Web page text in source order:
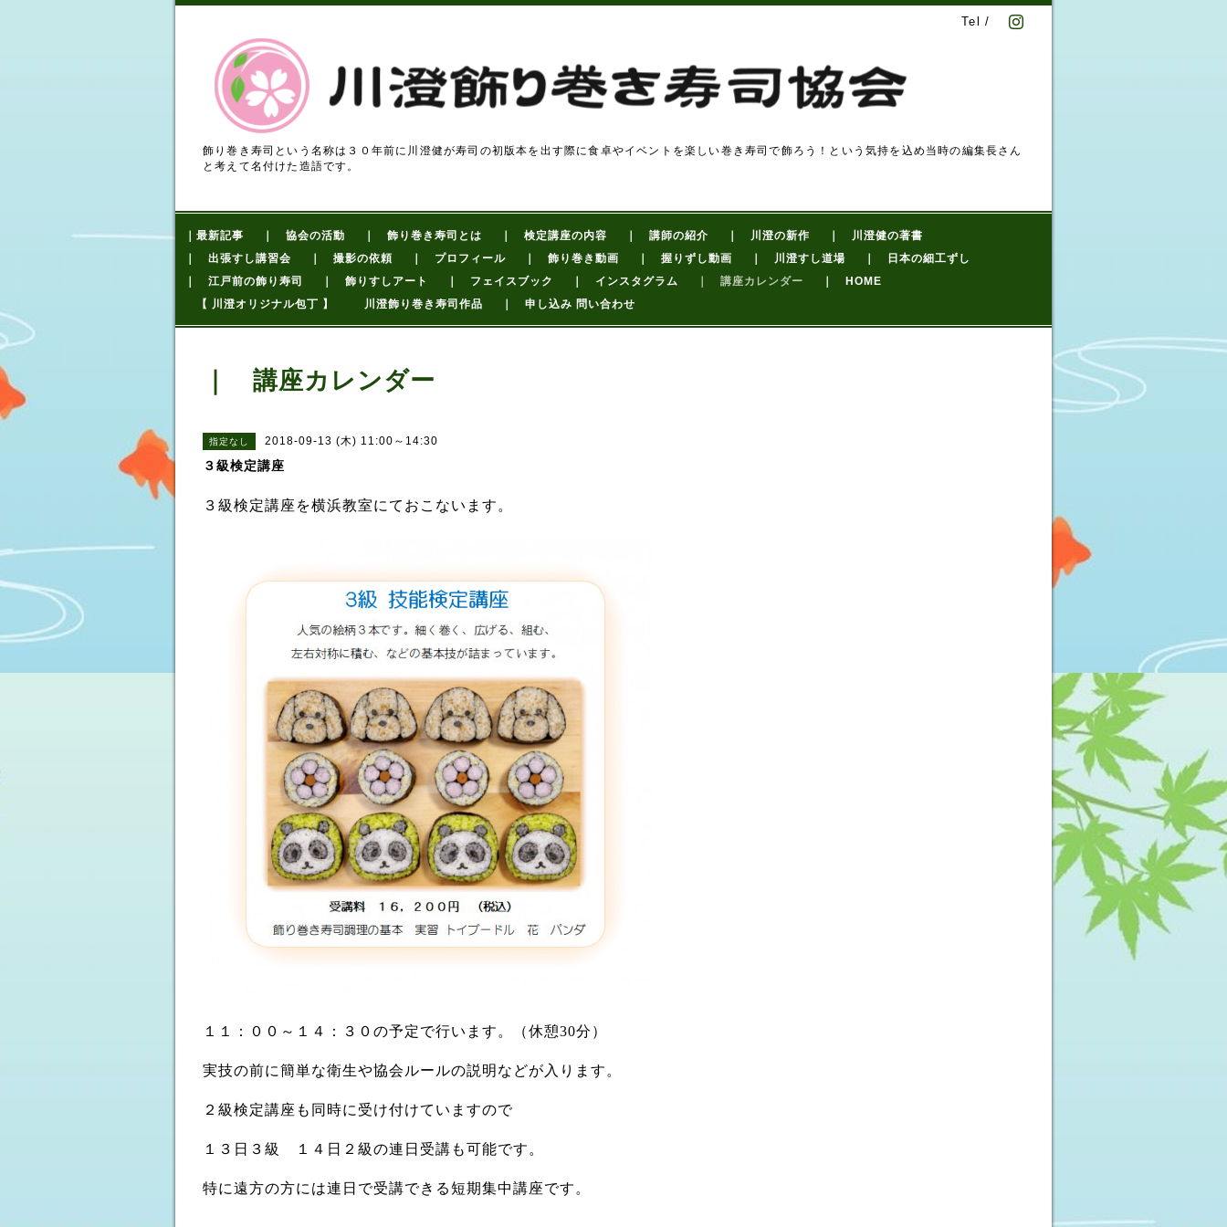
Tel /
飾り巻き寿司という名称は３０年前に川澄健が寿司の初版本を出す際に食卓やイベントを楽しい巻き寿司で飾ろう！という気持を込め当時の編集長さん
と考えて名付けた造語です。
｜最新記事 ｜ 協会の活動 ｜ 飾り巻き寿司とは ｜ 検定講座の内容 ｜ 講師の紹介 ｜ 川澄の新作
｜ 川澄健の著書
｜ 出張すし講習会
｜ 撮影の依頼 ｜ プロフィール ｜ 飾り巻き動画 ｜ 握りずし動画 ｜ 川澄すし道場
｜ 日本の細工ずし
｜ 江戸前の飾り寿司
｜ 飾りすしアート ｜ フェイスブック ｜ インスタグラム ｜ 講座カレンダー
｜ HOME
【 川澄オリジナル包丁 】
川澄飾り巻き寿司作品 ｜ 申し込み 問い合わせ
｜ 講座カレンダー
指定なし 2018-09-13 (木) 11:00～14:30
３級検定講座
３級検定講座を横浜教室にておこないます。
１１：００～１４：３０の予定で行います。（休憩30分）
実技の前に簡単な衛生や協会ルールの説明などが入ります。
２級検定講座も同時に受け付けていますので
１３日３級 １４日２級の連日受講も可能です。
特に遠方の方には連日で受講できる短期集中講座です。